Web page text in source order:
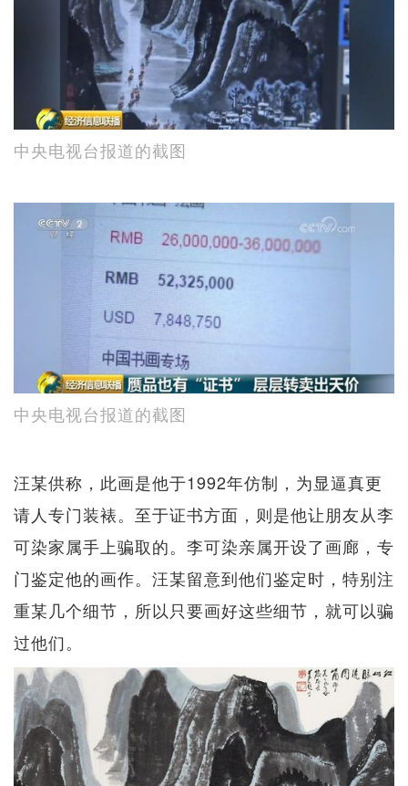
中央电视台报道的截图
中央电视台报道的截图
汪某供称，此画是他于1992年仿制，为显逼真更
请人专门装裱。至于证书方面，则是他让朋友从李
可染家属手上骗取的。李可染亲属开设了画廊，专
门鉴定他的画作。汪某留意到他们鉴定时，特别注
重某几个细节，所以只要画好这些细节，就可以骗
过他们。